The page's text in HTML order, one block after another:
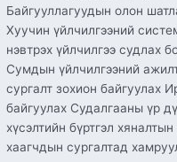
Байгууллагуудын олон
Хуучин үйлчилгээний
нэвтрэх үйлчилгээ судлах
Сумдын үйлчилгээний
сургалт зохион байгуулах
байгуулах Судалгааны үр
хүсэлтийн бүртгэл
хаагчдын сургалтад